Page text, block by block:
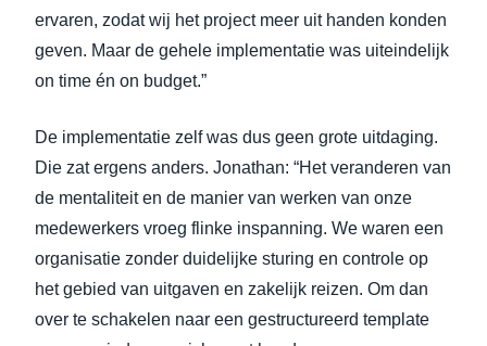
ervaren, zodat wij het project meer uit handen konden
geven. Maar de gehele implementatie was uiteindelijk
on time én on budget.”
De implementatie zelf was dus geen grote uitdaging.
Die zat ergens anders. Jonathan: “Het veranderen van
de mentaliteit en de manier van werken van onze
medewerkers vroeg flinke inspanning. We waren een
organisatie zonder duidelijke sturing en controle op
het gebied van uitgaven en zakelijk reizen. Om dan
over te schakelen naar een gestructureerd template